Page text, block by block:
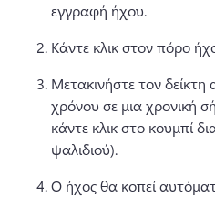
εγγραφή ήχου.
Κάντε κλικ στον πόρο
Μετακινήστε τον
χρόνου σε μια χρονική
κάντε κλικ στο κουμπί
ψαλιδιού).
Ο ήχος θα κοπεί